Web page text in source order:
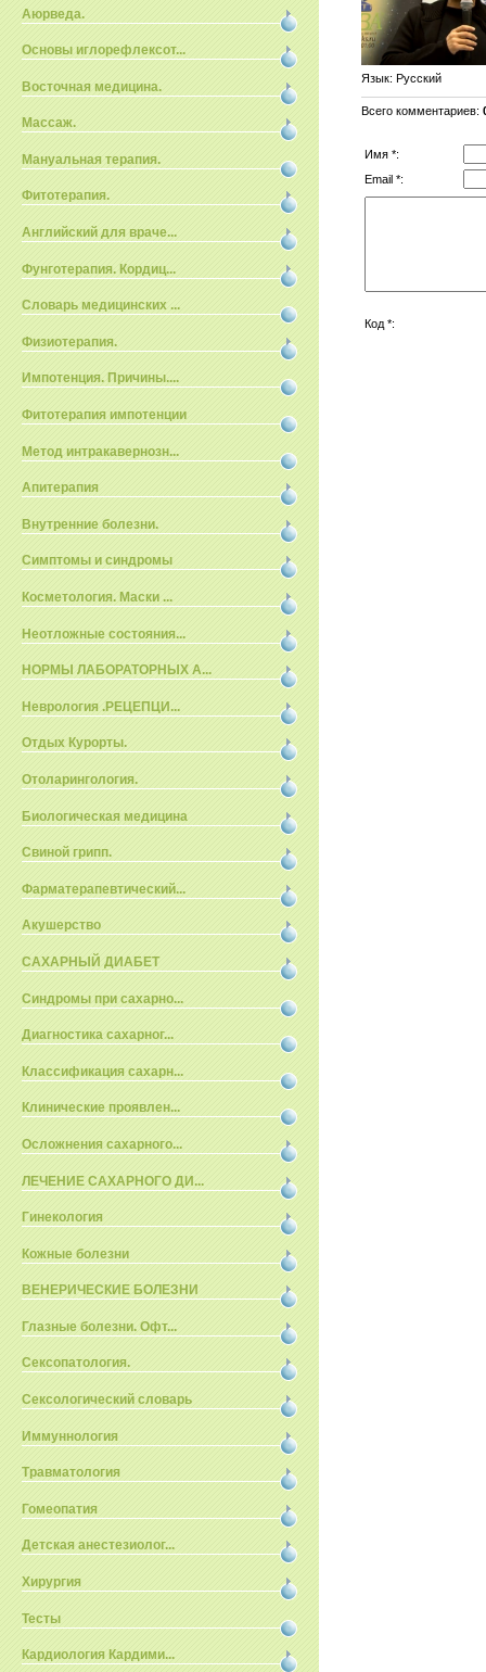
Аюрведа.
Основы иглорефлексот...
Восточная медицина.
Массаж.
Мануальная терапия.
Фитотерапия.
Английский для враче...
Фунготерапия. Кордиц...
Словарь медицинских ...
Физиотерапия.
Импотенция. Причины....
Фитотерапия импотенции
Метод интракавернозн...
Апитерапия
Внутренние болезни.
Симптомы и синдромы
Косметология. Маски ...
Неотложные состояния...
НОРМЫ ЛАБОРАТОРНЫХ А...
Неврология .РЕЦЕПЦИ...
Отдых Курорты.
Отоларингология.
Биологическая медицина
Свиной грипп.
Фарматерапевтический...
Акушерство
САХАРНЫЙ ДИАБЕТ
Синдромы при сахарно...
Диагностика сахарног...
Классификация сахарн...
Клинические проявлен...
Осложнения сахарного...
ЛЕЧЕНИЕ САХАРНОГО ДИ...
Гинекология
Кожные болезни
ВЕНЕРИЧЕСКИЕ БОЛЕЗНИ
Глазные болезни. Офт...
Сексопатология.
Сексологический словарь
Иммуннология
Травматология
Гомеопатия
Детская анестезиолог...
Хирургия
Тесты
Кардиология Кардими...
Язык: Русский
Всего комментариев:
Имя *:
Email *:
Код *: